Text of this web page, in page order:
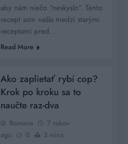
aby nám niečo “neskyslo”. Tento
recept som našla medzi starými
receptami pred…
Read More
Ako zaplietať rybí cop?
Krok po kroku sa to
naučte raz-dva
Romana
7 rokov
ago
0 3 mins